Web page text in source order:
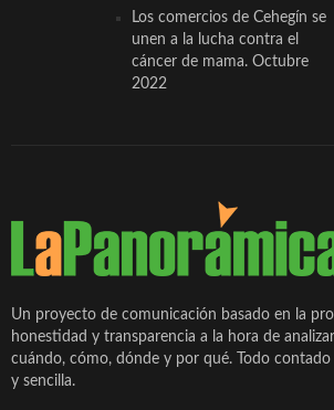
Los comercios de Cehegín se
unen a la lucha contra el
cáncer de mama. Octubre
2022
Un proyecto de comunicación basado en la
honestidad y transparencia a la hora de
cuándo, cómo, dónde y por qué. Todo
y sencilla.